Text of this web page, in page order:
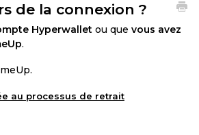
de la connexion ?
Hyperwallet ou que vous avez
.
au processus de retrait